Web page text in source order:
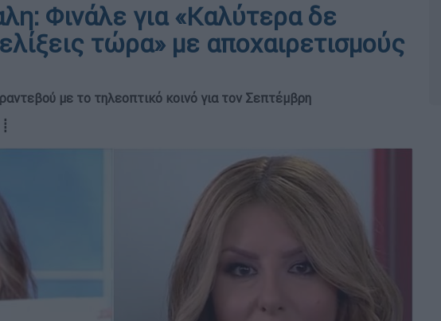
Φινάλε για «Καλύτερα δε
τώρα» με αποχαιρετισμούς
με το τηλεοπτικό κοινό για τον Σεπτέμβρη